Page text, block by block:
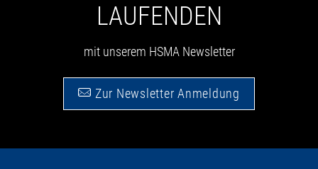
LAUFENDEN
mit unserem HSMA Newsletter
Zur Newsletter Anmeldung